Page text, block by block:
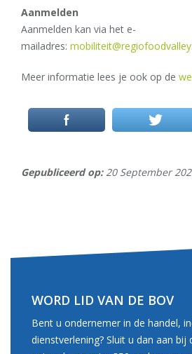
Aanmelden
Aanmelden kan via het e-
mailadres:
Meer informatie lees je ook op de
Gepubliceerd op:20 September
WORD LID VAN DE BOV
Bent u ondernemer in de handel,
dienstverlening? Sluit u dan aan bij